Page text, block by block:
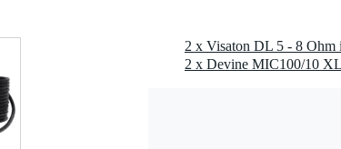
2 x Visaton DL 5 - 8 Ohm